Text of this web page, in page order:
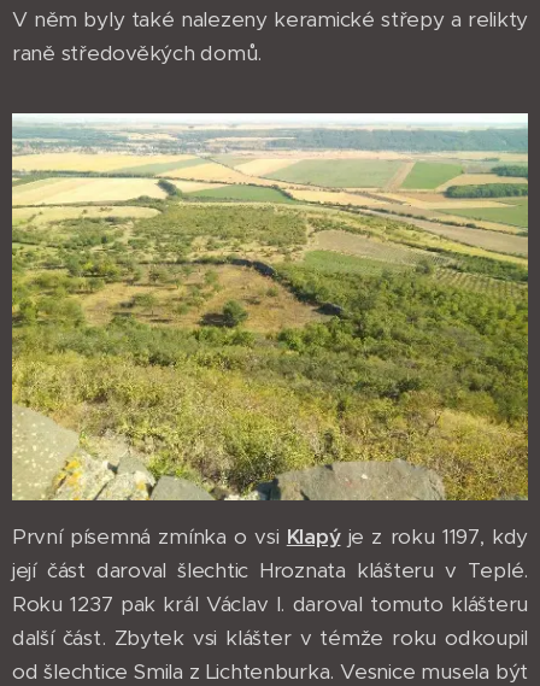
V něm byly také nalezeny keramické střepy a relikty
raně středověkých domů.
První písemná zmínka o vsi Klapýje z roku 1197, kdy
její část daroval šlechtic Hroznata klášteru v Teplé.
Roku 1237 pak král Václav I. daroval tomuto klášteru
další část. Zbytek vsi klášter v témže roku odkoupil
od šlechtice Smila z Lichtenburka. Vesnice musela být